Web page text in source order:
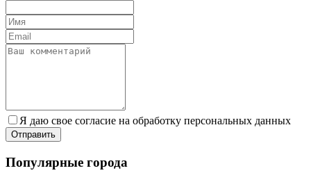
Я даю свое согласие на обработку персональных данных
Популярные города